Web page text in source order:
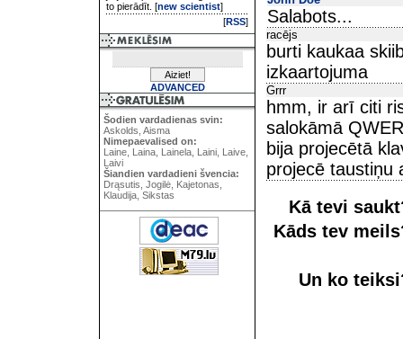
to pierādīt. [new scientist]
[RSS]
ADVANCED
Šodien vardadienas svin:
Askolds, Aisma
Nimepaevalised on:
Laine, Laina, Lainela, Laini, Laive,
Laivi
Šiandien vardadieni švencia:
Drąsutis, Jogilė, Kajetonas,
Klaudija, Sikstas
Salabots...
racējs
burti kaukaa
izkaartojuma
Grrr
hmm, ir arī citi
salokāmā
bija projecētā
projecē taustiņu
Kā tevi
Kāds tev
Un ko